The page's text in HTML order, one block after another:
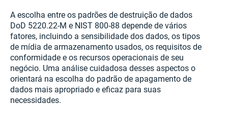
A escolha entre os padrões de destruição de dados
DoD 5220.22-M e NIST 800-88 depende de vários
fatores, incluindo a sensibilidade dos dados, os tipos
de mídia de armazenamento usados, os requisitos de
conformidade e os recursos operacionais de seu
negócio. Uma análise cuidadosa desses aspectos o
orientará na escolha do padrão de apagamento de
dados mais apropriado e eficaz para suas
necessidades.